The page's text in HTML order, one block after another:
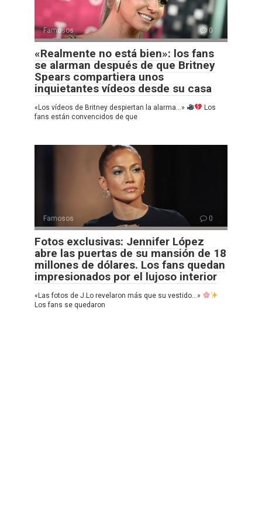
Famosos 0
«Realmente no está bien»: los fans
se alarman después de que Britney
Spears compartiera unos
inquietantes vídeos desde su casa
«Los vídeos de Britney despiertan la alarma…»
Los
fans están convencidos de que
Famosos 0
Fotos exclusivas: Jennifer López
abre las puertas de su mansión de 18
millones de dólares. Los fans quedan
impresionados por el lujoso interior
«Las fotos de J.Lo revelaron más que su vestido…»
Los fans se quedaron